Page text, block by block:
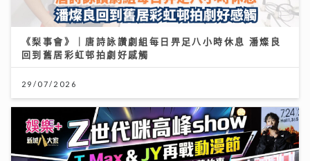
《梨事會》｜唐詩詠讚劇組每日畀足八小時休息 潘燦良
回到舊居彩虹邨拍劇好感觸
29/07/2026